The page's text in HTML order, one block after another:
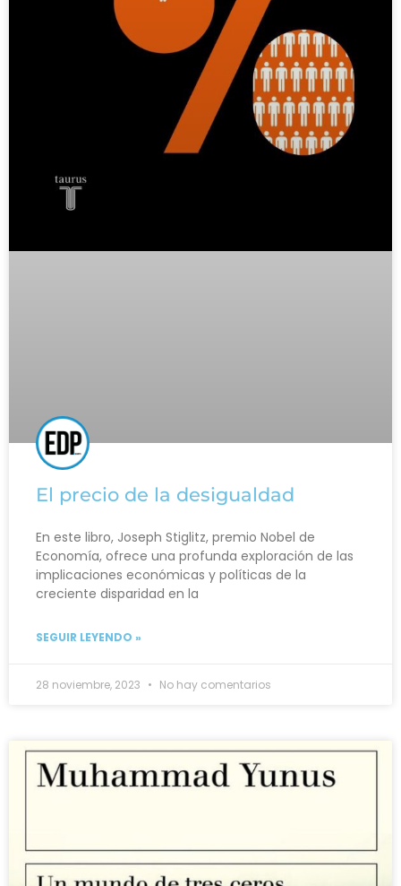
El precio de la desigualdad
En este libro, Joseph Stiglitz, premio Nobel de
Economía, ofrece una profunda exploración de las
implicaciones económicas y políticas de la
creciente disparidad en la
SEGUIR LEYENDO »
28 noviembre, 2023 No hay comentarios